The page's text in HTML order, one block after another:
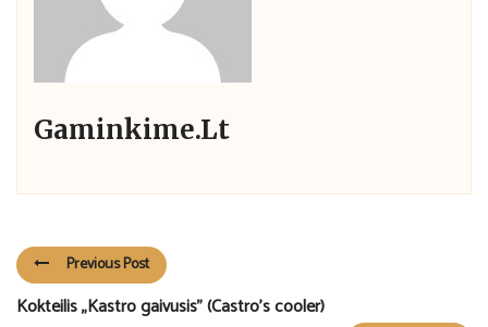
Gaminkime.lt
Previous Post
Kokteilis „Kastro gaivusis” (Castro’s cooler)